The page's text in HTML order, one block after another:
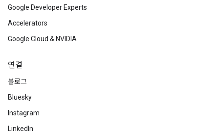
Google Developer Experts
Accelerators
Google Cloud & NVIDIA
연결
블로그
Bluesky
Instagram
LinkedIn